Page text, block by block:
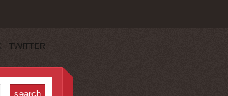
TWITTER